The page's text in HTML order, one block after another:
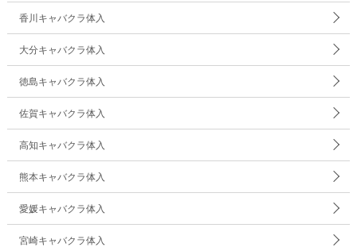
香川キャバクラ体入
大分キャバクラ体入
徳島キャバクラ体入
佐賀キャバクラ体入
高知キャバクラ体入
熊本キャバクラ体入
愛媛キャバクラ体入
宮崎キャバクラ体入